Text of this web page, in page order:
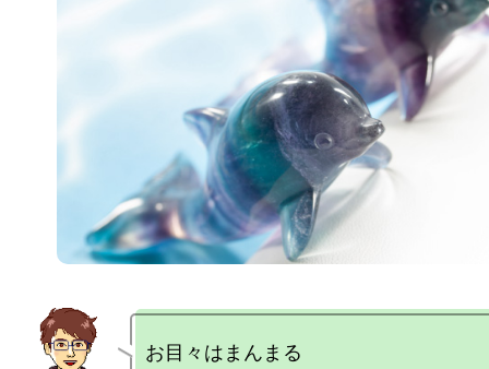
お目々はまんまる